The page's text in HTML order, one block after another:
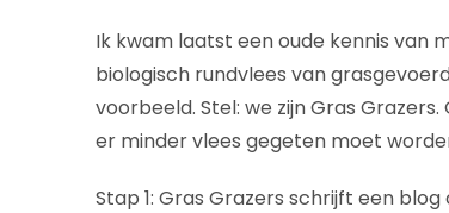
Ik kwam laatst een oude kennis van
biologisch rundvlees van
voorbeeld. Stel: we zijn Gras Grazers.
er minder vlees gegeten moet
Stap 1: Gras Grazers schrijft een